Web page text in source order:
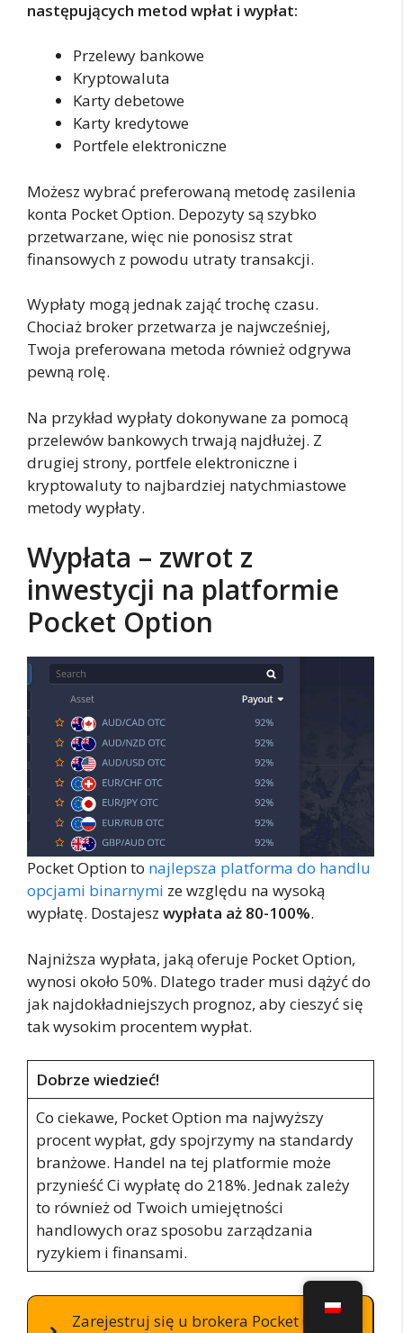
następujących metod wpłat i wypłat:
Przelewy bankowe
Kryptowaluta
Karty debetowe
Karty kredytowe
Portfele elektroniczne
Możesz wybrać preferowaną metodę zasilenia
konta Pocket Option. Depozyty są szybko
przetwarzane, więc nie ponosisz strat
finansowych z powodu utraty transakcji.
Wypłaty mogą jednak zająć trochę czasu.
Chociaż broker przetwarza je najwcześniej,
Twoja preferowana metoda również odgrywa
pewną rolę.
Na przykład wypłaty dokonywane za pomocą
przelewów bankowych trwają najdłużej. Z
drugiej strony, portfele elektroniczne i
kryptowaluty to najbardziej natychmiastowe
metody wypłaty.
Wypłata – zwrot z
inwestycji na platformie
Pocket Option
Pocket Option to najlepsza platforma do handlu
opcjami binarnymi ze względu na wysoką
wypłatę. Dostajesz wypłata aż 80-100%.
Najniższa wypłata, jaką oferuje Pocket Option,
wynosi około 50%. Dlatego trader musi dążyć do
jak najdokładniejszych prognoz, aby cieszyć się
tak wysokim procentem wypłat.
Dobrze wiedzieć!
Co ciekawe, Pocket Option ma najwyższy
procent wypłat, gdy spojrzymy na standardy
branżowe. Handel na tej platformie może
przynieść Ci wypłatę do 218%. Jednak zależy
to również od Twoich umiejętności
handlowych oraz sposobu zarządzania
ryzykiem i finansami.
Zarejestruj się u brokera Pocket Option